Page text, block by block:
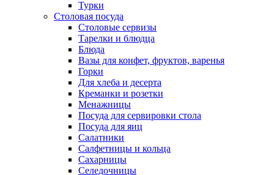
Турки
Столовая посуда
Столовые сервизы
Тарелки и блюдца
Блюда
Вазы для конфет, фруктов, варенья
Горки
Для хлеба и десерта
Креманки и розетки
Менажницы
Посуда для сервировки стола
Посуда для яиц
Салатники
Салфетницы и кольца
Сахарницы
Селедочницы